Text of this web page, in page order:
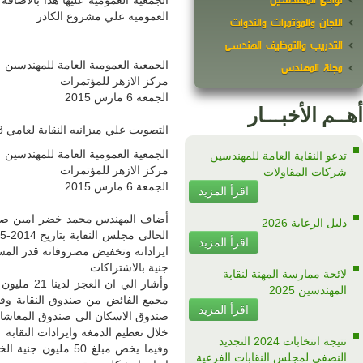
المصرية انه بالرغم من الظروف التي تمر بها البلاد وتولي المجلس
جاهدين لتحسين اوضاع صندوق المعاشات والاعانات وذلك من خلال تعظيم
الزياده على سبيل المثال71 مليون جنية من الدمغة الهندسية و793 الف
وأشار الي ان العجز لدينا 21 مليون جنية فقط وذلك لان المجلس السابق اصدر قرار تنفيذي في يوم 31-12-2013 حول فيه
مليون جنية الي صندوق المعاشات بالاضافة الي 3 مليون جنية مجمع الفائض من
العجز الحقيقي للصندوق89 مليون جنية وهذا العجز نعمل على انهائة من
بالاستثمار في مشروع قناة السويس فهي عباره عن اسهم وليست دعما ونحن نأخذ